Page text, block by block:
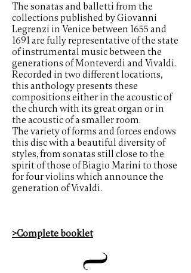
The sonatas and balletti from the
collections published by Giovanni
Legrenzi in Venice between 1655 and
1691 are fully representative of the state
of instrumental music between the
generations of Monteverdi and Vivaldi.
Recorded in two different locations,
this anthology presents these
compositions either in the acoustic of
the church with its great organ or in
the acoustic of a smaller room.
The variety of forms and forces endows
this disc with a beautiful diversity of
styles, from sonatas still close to the
spirit of those of Biagio Marini to those
for four violins which announce the
generation of Vivaldi.
>Complete booklet